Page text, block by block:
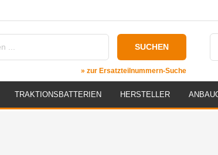
SUCHEN
» zur Ersatzteilnummern-Suche
TRAKTIONSBATTERIEN HERSTELLER